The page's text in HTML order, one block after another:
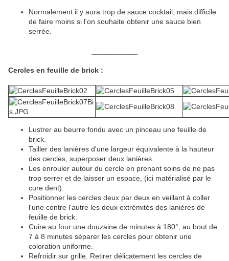
Normalement il y aura trop de sauce cocktail, mais difficile
de faire moins si l'on souhaite obtenir une sauce bien
serrée.
Cercles en feuille de brick :
Lustrer au beurre fondu avec un pinceau une feuille de
brick.
Tailler des lanières d'une largeur équivalente à la hauteur
des cercles, superposer deux lanières.
Les enrouler autour du cercle en prenant soins de ne pas
trop serrer et de laisser un espace, (ici matérialisé par le
cure dent).
Positionner les cercles deux par deux en veillant à coller
l'une contre l'autre les deux extrémités des lanières de
feuille de brick.
Cuire au four une douzaine de minutes à 180°, au bout de
7 à 8 minutes séparer les cercles pour obtenir une
coloration uniforme.
Refroidir sur grille. Retirer délicatement les cercles de